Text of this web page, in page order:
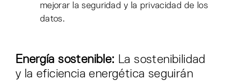
mejorar la seguridad y la privacidad de los
datos.
Energía sostenible: La sostenibilidad
y la eficiencia energética seguirán